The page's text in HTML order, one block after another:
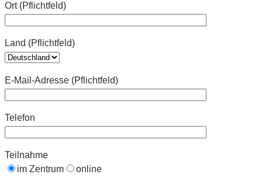
Ort (Pflichtfeld)
Land (Pflichtfeld)
E-Mail-Adresse (Pflichtfeld)
Telefon
Teilnahme
im Zentrum
online